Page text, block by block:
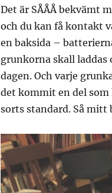
Det är SÅÅÅ bekvämt
och du kan få kontakt
en baksida –
grunkorna skall laddas
dagen. Och varje
det kommit en del
sorts standard. Så mitt